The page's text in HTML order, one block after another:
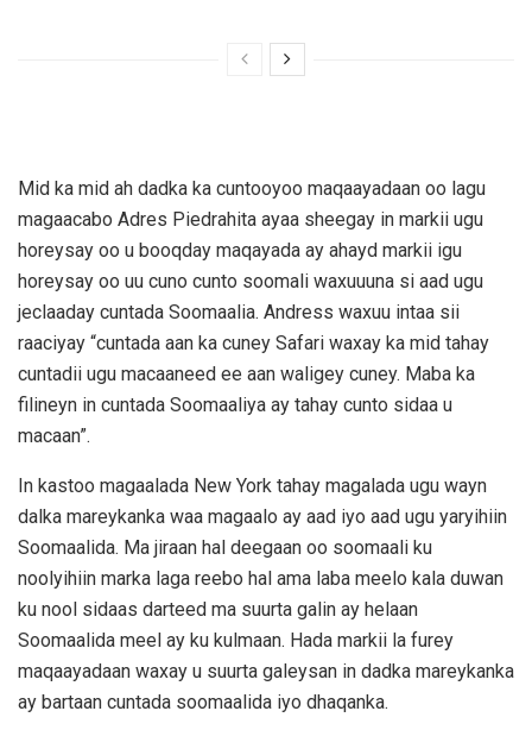
Mid ka mid ah dadka ka cuntooyoo maqaayadaan oo lagu
magaacabo Adres Piedrahita ayaa sheegay in markii ugu
horeysay oo u booqday maqayada ay ahayd markii igu
horeysay oo uu cuno cunto soomali waxuuuna si aad ugu
jeclaaday cuntada Soomaalia. Andress waxuu intaa sii
raaciyay “cuntada aan ka cuney Safari waxay ka mid tahay
cuntadii ugu macaaneed ee aan waligey cuney. Maba ka
filineyn in cuntada Soomaaliya ay tahay cunto sidaa u
macaan”.
In kastoo magaalada New York tahay magalada ugu wayn
dalka mareykanka waa magaalo ay aad iyo aad ugu yaryihiin
Soomaalida. Ma jiraan hal deegaan oo soomaali ku
noolyihiin marka laga reebo hal ama laba meelo kala duwan
ku nool sidaas darteed ma suurta galin ay helaan
Soomaalida meel ay ku kulmaan. Hada markii la furey
maqaayadaan waxay u suurta galeysan in dadka mareykanka
ay bartaan cuntada soomaalida iyo dhaqanka.